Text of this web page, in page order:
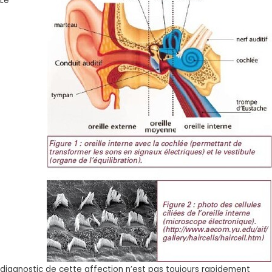
diagnostic de cette affection n’est pas toujours rapidement